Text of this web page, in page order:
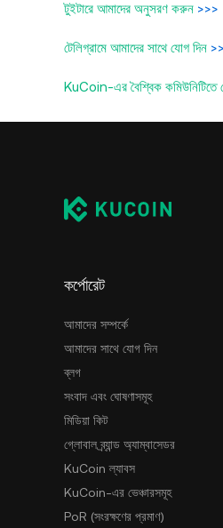
টুইটারে আমাদের অনুসরণ করুন >>>
টেলিগ্রামে আমাদের সাথে যোগ দিন
KuCoin-এর বৈশ্বিক কমিউনিটিতে
কর্পোরেট
আমাদের সম্পর্কে
আমাদের সাথে যোগ দিন
ব্লগ
সংবাদ এবং ঘোষণাসমূহ
মিডিয়া কিট
গ্লোবাল ব্র্যান্ড অ্যাম্বাসেডর
KuCoin ল্যাবস
KuCoin-এর ভেঞ্চারসমূহ
PoR (সংরক্ষণের প্রমাণ)